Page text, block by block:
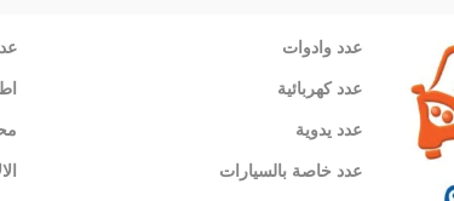
عدد وادوات
عدد كهربائية
عدد يدوية
عدد خاصة بالسيارات